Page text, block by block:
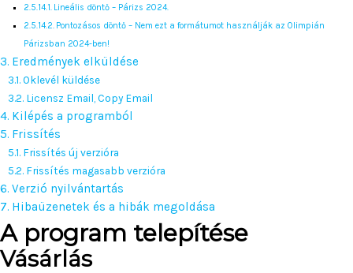
Lineális döntő – Párizs 2024.
Pontozásos döntő – Nem ezt a formátumot használják az Olimpián
Párizsban 2024-ben!
Eredmények elküldése
Oklevél küldése
Licensz Email, Copy Email
Kilépés a programból
Frissítés
Frissítés új verzióra
Frissítés magasabb verzióra
Verzió nyilvántartás
Hibaüzenetek és a hibák megoldása
A program telepítése
Vásárlás